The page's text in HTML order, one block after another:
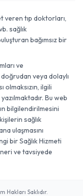
veren tıp doktorları,
sağlık
bağımsız bir
ve
veya dolaylı
ilgili
Bu web
bilgilendirilmesini
sağlık
ulaşmasını
bir Sağlık Hizmeti
ve tavsiyede
Saklıdır.